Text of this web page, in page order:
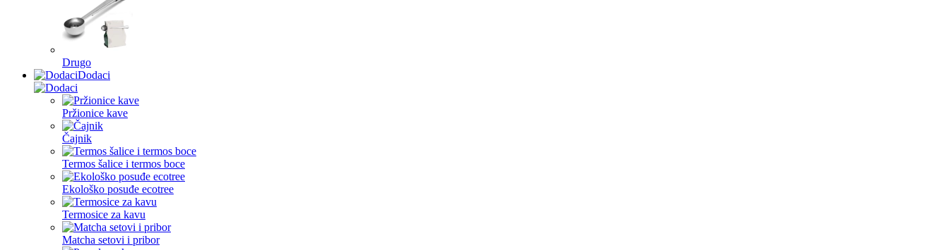
Drugo
Dodaci
Pržionice kave
Čajnik
Termos šalice i termos boce
Ekološko posuđe ecotree
Termosice za kavu
Matcha setovi i pribor